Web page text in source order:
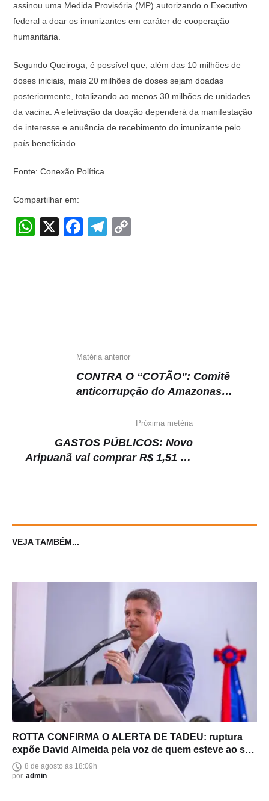
assinou uma Medida Provisória (MP) autorizando o Executivo
federal a doar os imunizantes em caráter de cooperação
humanitária.
Segundo Queiroga, é possível que, além das 10 milhões de
doses iniciais, mais 20 milhões de doses sejam doadas
posteriormente, totalizando ao menos 30 milhões de unidades
da vacina. A efetivação da doação dependerá da manifestação
de interesse e anuência de recebimento do imunizante pelo
país beneficiado.
Fonte: Conexão Política
Compartilhar em:
W
p
X
F
o
k
T
m n
Matéria anterior
CONTRA O “COTÃO”: Comitê
anticorrupção do Amazonas
aumento do ‘cotão’ da Câmara
Municipal de Manaus.
Próxima metéria
GASTOS PÚBLICOS: Novo
Aripuanã vai comprar R$ 1,51 mi
VEJA TAMBÉM...
ROTTA CONFIRMA O ALERTA DE TADEU: ruptura
expõe David Almeida pela voz de quem esteve ao seu
lado8 de agosto às 18:09h
por admin